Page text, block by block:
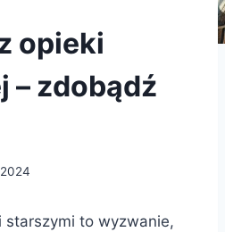
opieki
– zdobądź
starszymi to wyzwanie,